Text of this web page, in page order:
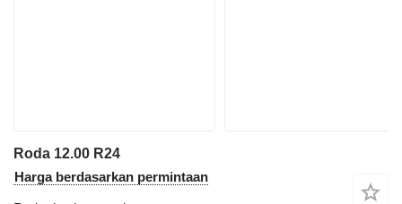
Roda 12.00 R24
Harga berdasarkan permintaan